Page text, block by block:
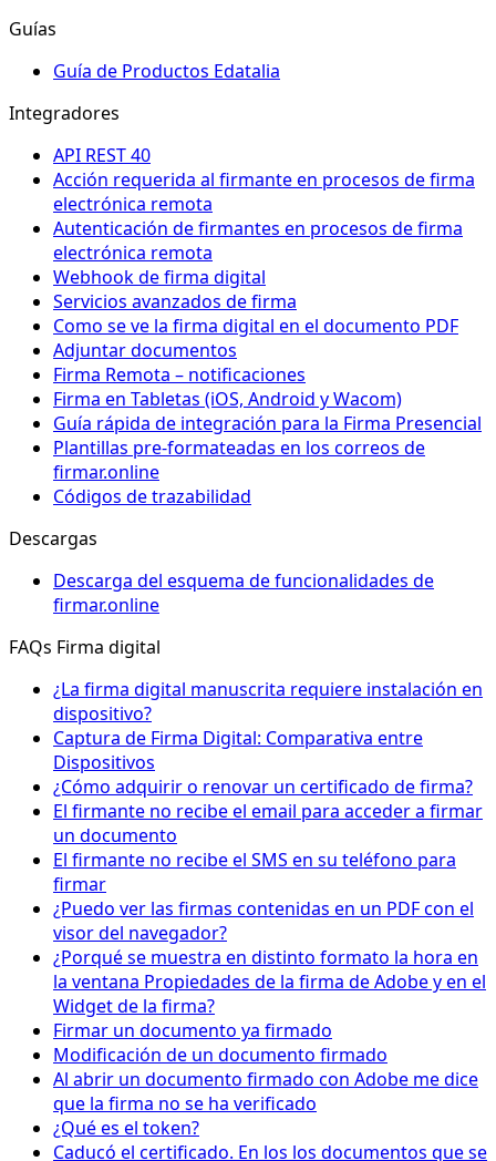
Guías
Guía de Productos Edatalia
Integradores
API REST 40
Acción requerida al firmante en procesos de firma
electrónica remota
Autenticación de firmantes en procesos de firma
electrónica remota
Webhook de firma digital
Servicios avanzados de firma
Como se ve la firma digital en el documento PDF
Adjuntar documentos
Firma Remota – notificaciones
Firma en Tabletas (iOS, Android y Wacom)
Guía rápida de integración para la Firma Presencial
Plantillas pre-formateadas en los correos de
firmar.online
Códigos de trazabilidad
Descargas
Descarga del esquema de funcionalidades de
firmar.online
FAQs Firma digital
¿La firma digital manuscrita requiere instalación en
dispositivo?
Captura de Firma Digital: Comparativa entre
Dispositivos
¿Cómo adquirir o renovar un certificado de firma?
El firmante no recibe el email para acceder a firmar
un documento
El firmante no recibe el SMS en su teléfono para
firmar
¿Puedo ver las firmas contenidas en un PDF con el
visor del navegador?
¿Porqué se muestra en distinto formato la hora en
la ventana Propiedades de la firma de Adobe y en el
Widget de la firma?
Firmar un documento ya firmado
Modificación de un documento firmado
Al abrir un documento firmado con Adobe me dice
que la firma no se ha verificado
¿Qué es el token?
Caducó el certificado. En los los documentos que se